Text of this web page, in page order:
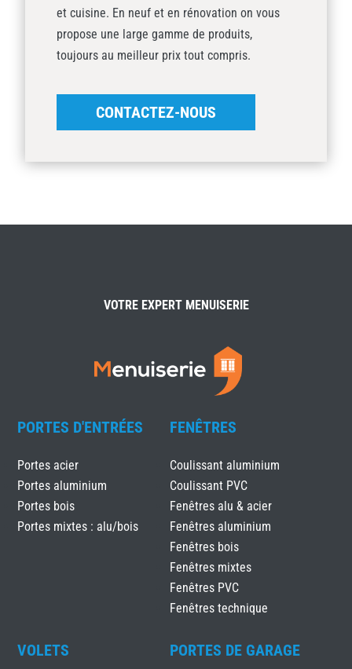
et cuisine. En neuf et en rénovation on vous
propose une large gamme de produits,
toujours au meilleur prix tout compris.
CONTACTEZ-NOUS
VOTRE EXPERT MENUISERIE
PORTES D'ENTRÉES
Portes acier
Portes aluminium
Portes bois
Portes mixtes : alu/bois
FENÊTRES
Coulissant aluminium
Coulissant PVC
Fenêtres alu & acier
Fenêtres aluminium
Fenêtres bois
Fenêtres mixtes
Fenêtres PVC
Fenêtres technique
VOLETS PORTES DE GARAGE